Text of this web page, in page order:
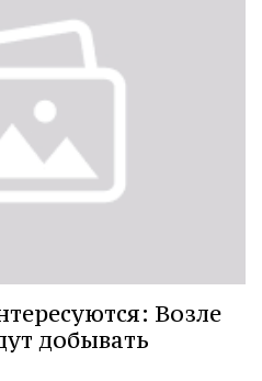
Возле
добывать